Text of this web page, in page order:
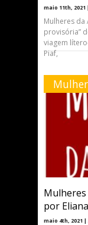
maio 11th, 2021 |
Mulheres da
provisória”
viagem
Piaf,
Mulheres
por
maio 4th, 2021 |